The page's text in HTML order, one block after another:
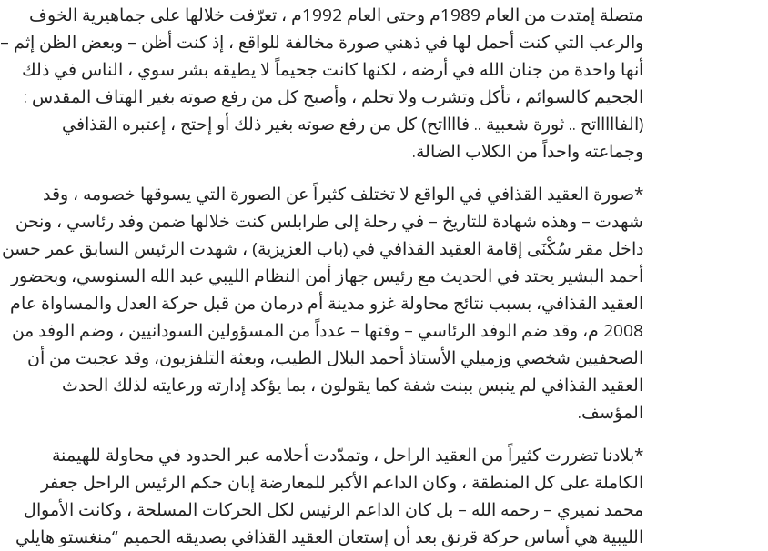
متصلة إمتدت من العام 1989م وحتى العام 1992م ، تعرّفت خلالها على جماهيرية الخوف
والرعب التي كنت أحمل لها في ذهني صورة مخالفة للواقع ، إذ كنت أظن – وبعض الظن إثم –
أنها واحدة من جنان الله في أرضه ، لكنها كانت جحيماً لا يطيقه بشر سوي ، الناس في ذلك
الجحيم كالسوائم ، تأكل وتشرب ولا تحلم ، وأصبح كل من رفع صوته بغير الهتاف المقدس :
(الفاااااتح .. ثورة شعبية .. فااااتح) كل من رفع صوته بغير ذلك أو إحتج ، إعتبره القذافي
وجماعته واحداً من الكلاب الضالة.
*صورة العقيد القذافي في الواقع لا تختلف كثيراً عن الصورة التي يسوقها خصومه ، وقد
شهدت – وهذه شهادة للتاريخ – في رحلة إلى طرابلس كنت خلالها ضمن وفد رئاسي ، ونحن
داخل مقر سُكْنَى إقامة العقيد القذافي في (باب العزيزية) ، شهدت الرئيس السابق عمر حسن
أحمد البشير يحتد في الحديث مع رئيس جهاز أمن النظام الليبي عبد الله السنوسي، وبحضور
العقيد القذافي، بسبب نتائج محاولة غزو مدينة أم درمان من قبل حركة العدل والمساواة عام
2008 م، وقد ضم الوفد الرئاسي – وقتها – عدداً من المسؤولين السودانيين ، وضم الوفد من
الصحفيين شخصي وزميلي الأستاذ أحمد البلال الطيب، وبعثة التلفزيون، وقد عجبت من أن
العقيد القذافي لم ينبس ببنت شفة كما يقولون ، بما يؤكد إدارته ورعايته لذلك الحدث
المؤسف.
*بلادنا تضررت كثيراً من العقيد الراحل ، وتمدّدت أحلامه عبر الحدود في محاولة للهيمنة
الكاملة على كل المنطقة ، وكان الداعم الأكبر للمعارضة إبان حكم الرئيس الراحل جعفر
محمد نميري – رحمه الله – بل كان الداعم الرئيس لكل الحركات المسلحة ، وكانت الأموال
الليبية هي أساس حركة قرنق بعد أن إستعان العقيد القذافي بصديقه الحميم “منغستو هايلي